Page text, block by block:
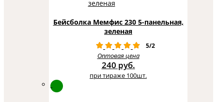
Бейсболка Мемфис 230 5-панельная,
зеленая
5/2
Оптовая цена
240 руб.
при тираже 100шт.